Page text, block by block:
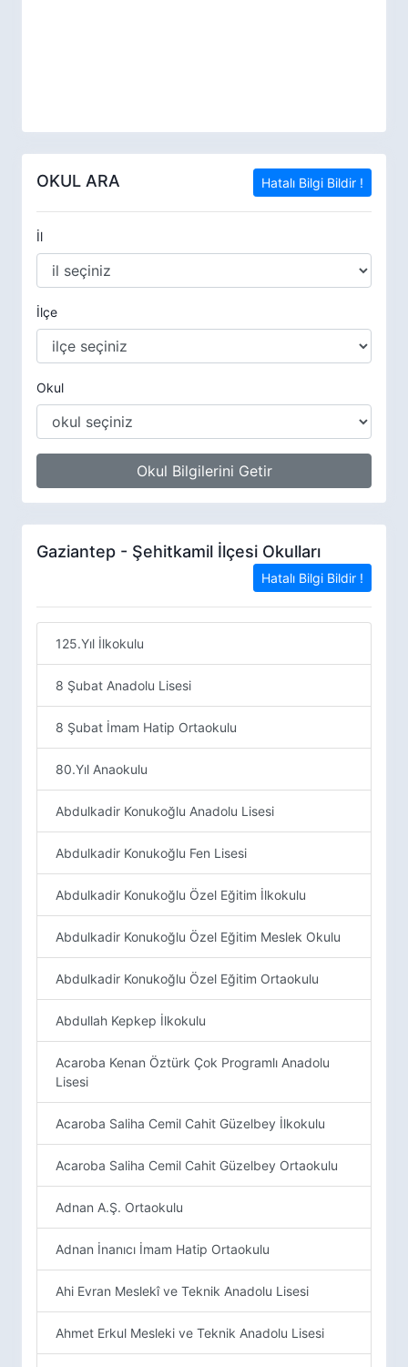
OKUL ARA Hatalı Bilgi Bildir !
İl
İlçe
Okul
Okul Bilgilerini Getir
Gaziantep - Şehitkamil İlçesi Okulları
Hatalı Bilgi Bildir !
125.Yıl İlkokulu
8 Şubat Anadolu Lisesi
8 Şubat İmam Hatip Ortaokulu
80.Yıl Anaokulu
Abdulkadir Konukoğlu Anadolu Lisesi
Abdulkadir Konukoğlu Fen Lisesi
Abdulkadir Konukoğlu Özel Eğitim İlkokulu
Abdulkadir Konukoğlu Özel Eğitim Meslek Okulu
Abdulkadir Konukoğlu Özel Eğitim Ortaokulu
Abdullah Kepkep İlkokulu
Acaroba Kenan Öztürk Çok Programlı Anadolu
Lisesi
Acaroba Saliha Cemil Cahit Güzelbey İlkokulu
Acaroba Saliha Cemil Cahit Güzelbey Ortaokulu
Adnan A.Ş. Ortaokulu
Adnan İnanıcı İmam Hatip Ortaokulu
Ahi Evran Meslekî ve Teknik Anadolu Lisesi
Ahmet Erkul Mesleki ve Teknik Anadolu Lisesi